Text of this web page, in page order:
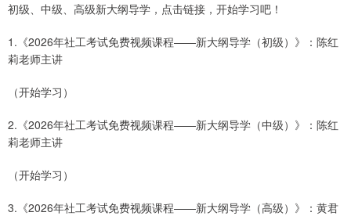
初级、中级、高级新大纲导学，点击链接，开始学习吧！
1.《2026年社工考试免费视频课程——新大纲导学（初级）》：陈红
莉老师主讲
（开始学习）
2.《2026年社工考试免费视频课程——新大纲导学（中级）》：陈红
莉老师主讲
（开始学习）
3.《2026年社工考试免费视频课程——新大纲导学（高级）》：黄君